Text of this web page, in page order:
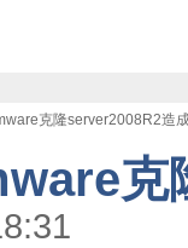
克隆server2008R2造
克